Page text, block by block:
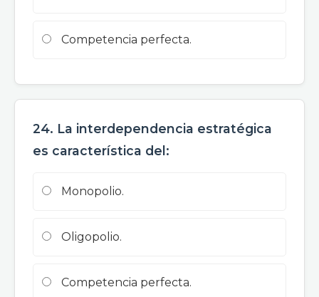
Competencia perfecta.
24. La interdependencia estratégica
es característica del:
Monopolio.
Oligopolio.
Competencia perfecta.